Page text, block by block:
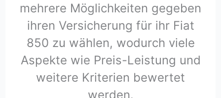
mehrere Möglichkeiten gegeben
ihren Versicherung für ihr Fiat
850 zu wählen, wodurch viele
Aspekte wie Preis-Leistung und
weitere Kriterien bewertet
werden.